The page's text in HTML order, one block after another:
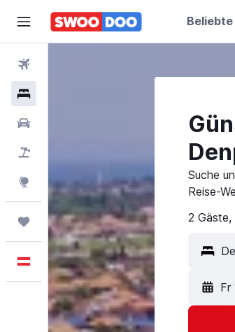
Explore
Trips
Deutsch
Suche
Reise-
2 Gäste,
Fr